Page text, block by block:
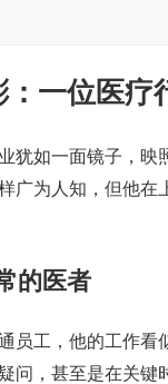
：一位医疗
犹如一面镜子，映
广为人知，但他在
的医者
员工，他的工作
问，甚至是在关键